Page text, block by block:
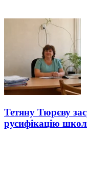
Тетяну Тюрєву
русифікацію